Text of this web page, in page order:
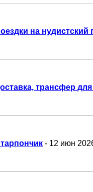
на нудистский
трансфер
- 12 июн